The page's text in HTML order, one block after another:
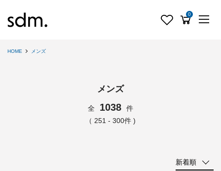
0
HOME メンズ
メンズ
全 1038
件
（ 251 - 300件 )
新着順